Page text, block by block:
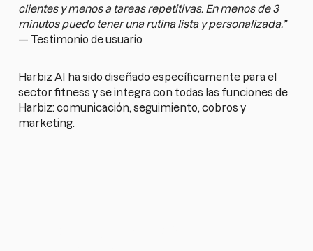
clientes y menos a tareas repetitivas. En menos de 3
minutos puedo tener una rutina lista y personalizada.”
— Testimonio de usuario
Harbiz AI ha sido diseñado específicamente para el
sector fitness y se integra con todas las funciones de
Harbiz: comunicación, seguimiento, cobros y
marketing.